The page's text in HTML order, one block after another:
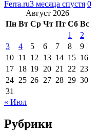
Ferra.ru3 месяца спустя 0
Август 2026
Пн Вт Ср Чт Пт Сб Вс
1
2
3
4 5 6 7 8
9
10 11 12 13 14 15 16
17 18 19 20 21 22 23
24 25 26 27 28 29 30
31
« Июл
Рубрики